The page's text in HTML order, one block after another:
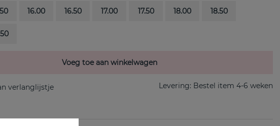
16.00 16.50 17.00 17.50 18.00 18.50
Voeg toe aan winkelwagen
Levering: Bestel item 4-6 weken